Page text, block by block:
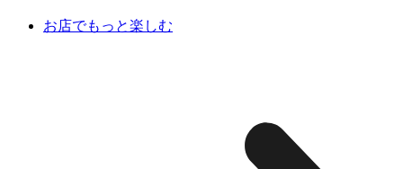
お店でもっと楽しむ